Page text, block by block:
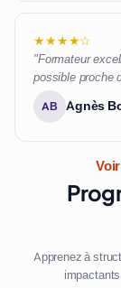
★★★★☆
"Formateur
possible proche
AB Agnès
Apprenez à